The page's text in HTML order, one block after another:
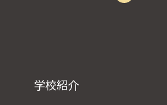
学校紹介